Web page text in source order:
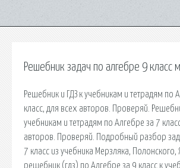
Решебник задач по алгебре 9 класс
Решебник и ГДЗ к учебникам и тетрадям по
класс, для всех авторов. Проверяй.
учебникам и тетрадям по Алгебре за 7
авторов. Проверяй. Подробный разбор
7 класс из учебника Мерзляка,
решебник (гдз) по Алгебре за 9 класс к